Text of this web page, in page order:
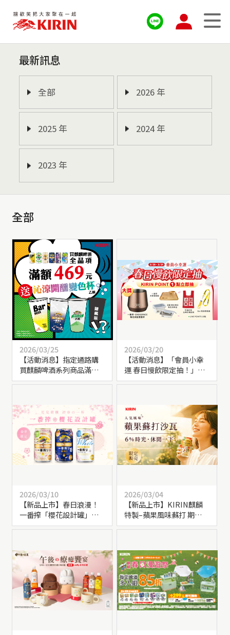
最新訊息
全部 2026 年
2025 年 2024 年
2023 年
全部
2026/03/25
【活動消息】指定通路購
買麒麟啤酒系列商品滿額
469元，送【沁涼開醺變色
2026/03/20
【活動消息】「會員小幸
運 春日慢飲限定抽！」會
員點數使用倒數，立即抽
2026/03/10
【新品上市】春日浪漫！
一番搾「櫻花設計罐」，
罐身冰鎮變化超吸睛！
2026/03/04
【新品上市】KIRIN麒麟
特製–蘋果風味蘇打 期間限
定上市！